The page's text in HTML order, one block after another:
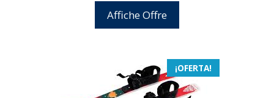
Affiche Offre
¡OFERTA!